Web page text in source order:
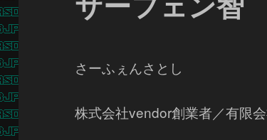
さーふぇんさとし
株式会社vendor創業者／有限